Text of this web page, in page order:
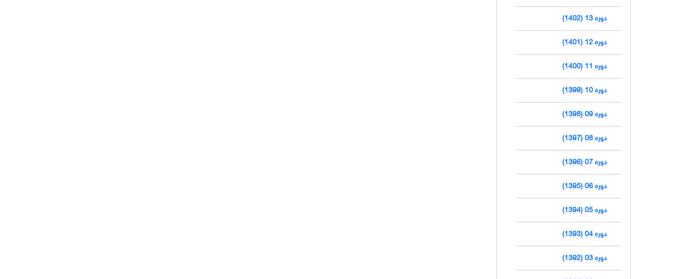
دوره 13 (1402)
دوره 12 (1401)
دوره 11 (1400)
دوره 10 (1399)
دوره 09 (1398)
دوره 08 (1397)
دوره 07 (1396)
دوره 06 (1395)
دوره 05 (1394)
دوره 04 (1393)
دوره 03 (1392)